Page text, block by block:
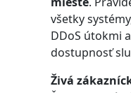
všetky
DDoS útokmi
dostupnosť
Živá